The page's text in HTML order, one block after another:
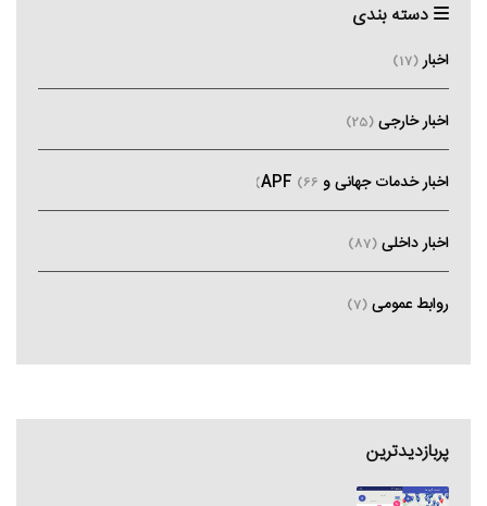
دسته بندی
اخبار(17)
اخبار خارجی (25)
اخبار خدمات جهانی و APF (66)
اخبار داخلی (87)
روابط عمومی (7)
پربازدیدترین